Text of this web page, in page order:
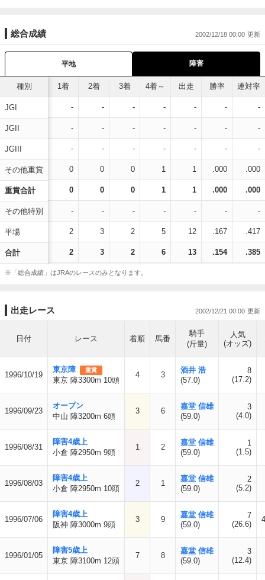
総合成績 2002/12/18 00:00
平地 障害
種別
JGI
JGII
JGIII
その他重賞
重賞合計
その他特別
平場
合計
1着 2着 3着 4着～ 出走 勝率 連対率
- - - - - - -
- - - - - - -
- - - - - - -
0 0 0 1 1 .000 .000
0 0 0 1 1 .000 .000
- - - - - - -
2 3 2 5 12 .167 .417
2 3 2 6 13 .154 .385
※「総合成績」はJRAのレースのみとなります。
出走レース 2002/12/21 00:00
日付 レース 着順 馬番
騎手
(斤量)
人気
(オッズ)
1996/10/19
東京障 重賞
東京 障3300m 10頭
4 3
酒井 浩
(57.0)
8
(17.2)
1996/09/23
オープン
中山 障3200m 6頭
3 6
嘉堂 信雄
(59.0)
3
(4.0)
1996/08/31
障害4歳上
小倉 障2950m 9頭
1 2
嘉堂 信雄
(59.0)
1
(1.5)
1996/08/03
障害4歳上
小倉 障2950m 10頭
2 1
嘉堂 信雄
(59.0)
2
(5.2)
1996/07/06
障害4歳上
阪神 障3000m 9頭
3 9
嘉堂 信雄
(59.0)
7
(26.6)
1996/01/05
障害5歳上
東京 障3100m 12頭
7 8
嘉堂 信雄
(59.0)
3
(12.4)